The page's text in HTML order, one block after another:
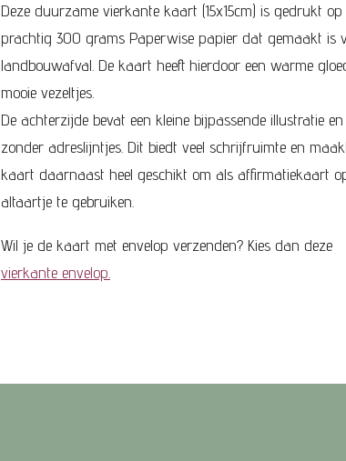
Deze duurzame vierkante kaart (15x15cm) is gedrukt op
prachtig 300 grams Paperwise papier dat gemaakt is
landbouwafval. De kaart heeft hierdoor een warme
mooie vezeltjes.
De achterzijde bevat een kleine bijpassende illustratie
zonder adreslijntjes. Dit biedt veel schrijfruimte en
kaart daarnaast heel geschikt om als affirmatiekaart
altaartje te gebruiken.
Wil je de kaart met envelop verzenden? Kies dan deze
vierkante envelop.